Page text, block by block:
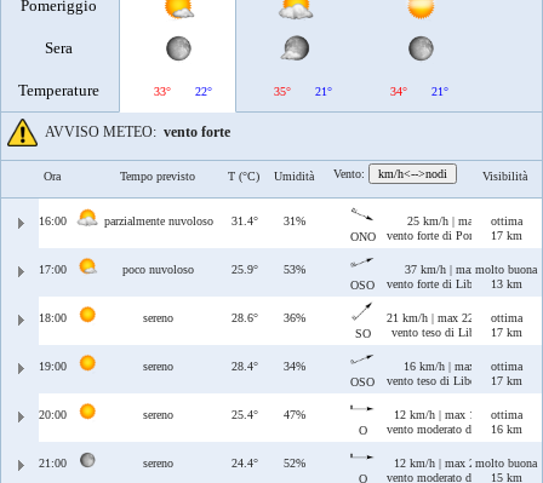
Pomeriggio
Sera
Temperature 33° 22° 35° 21° 34° 21°
AVVISO METEO: vento forte
Ora Tempo previsto T (°C) Umidità Vento: km/h<-->nodi Visibilità
16:00 parzialmente nuvoloso 31.4°
31%
ONO
25 km/h | max 26 km/h
vento forte di Ponente/
ottima
17 km
17:00 poco nuvoloso 25.9°
53%
OSO
37 km/h | max 39 km/h
vento forte di Libeccio/Ponente
molto buona
13 km
18:00 sereno 28.6°
36%
SO
21 km/h | max 22 km/h
vento teso di Libeccio
ottima
17 km
19:00 sereno 28.4°
34%
OSO
16 km/h | max 18 km/h
vento teso di Libeccio/Ponente
ottima
17 km
20:00 sereno 25.4°
47%
O
12 km/h | max 19 km/h
vento moderato di Ponente
ottima
16 km
21:00 sereno 24.4°
52%
O
12 km/h | max 21 km/h
vento moderato di Ponente
molto buona
15 km